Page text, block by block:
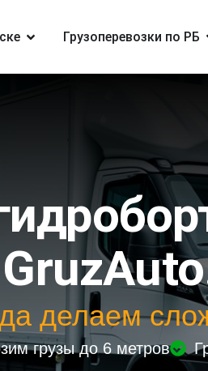
Грузоперевозки по РБ
делаем
грузы до 6 метров